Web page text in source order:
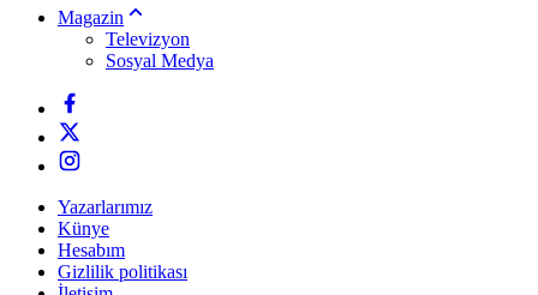
Magazin
Televizyon
Sosyal Medya
Yazarlarımız
Künye
Hesabım
Gizlilik politikası